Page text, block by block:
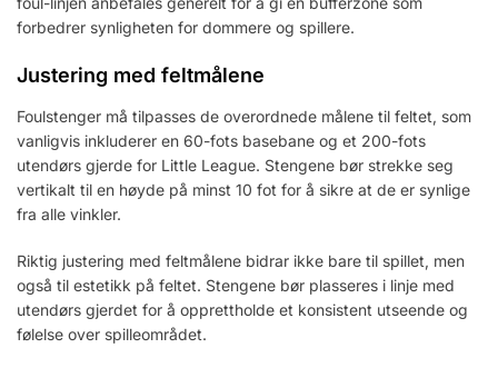
forbedrer synligheten for dommere og spillere.
Justering med feltmålene
Foulstenger må tilpasses de overordnede målene til feltet, som
vanligvis inkluderer en 60-fots basebane og et 200-fots
utendørs gjerde for Little League. Stengene bør strekke seg
vertikalt til en høyde på minst 10 fot for å sikre at de er synlige
fra alle vinkler.
Riktig justering med feltmålene bidrar ikke bare til spillet, men
også til estetikk på feltet. Stengene bør plasseres i linje med
utendørs gjerdet for å opprettholde et konsistent utseende og
følelse over spilleområdet.